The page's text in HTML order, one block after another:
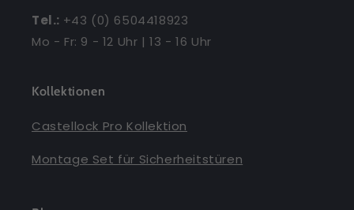
Tel.: +43 (0) 6504418923
Mo - Fr: 9 - 12 Uhr | 13 - 16 Uhr
Kollektionen
Castellock Pro Kollektion
Montage Set für Sicherheitstüren